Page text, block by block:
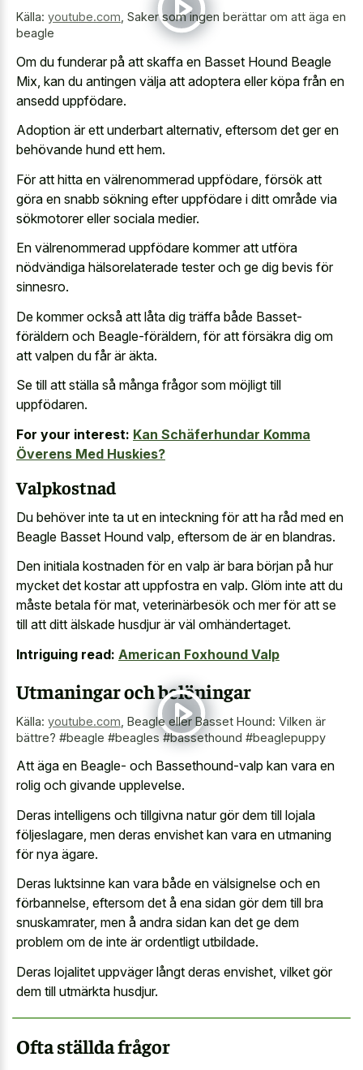
Källa: youtube.com Saker som ingen berättar om att äga en
beagle
Om du funderar på att skaffa en Basset Hound Beagle
Mix, kan du antingen välja att adoptera eller köpa från en
ansedd uppfödare.
Adoption är ett underbart alternativ, eftersom det ger en
behövande hund ett hem.
För att hitta en välrenommerad uppfödare, försök att
göra en snabb sökning efter uppfödare i ditt område via
sökmotorer eller sociala medier.
En välrenommerad uppfödare kommer att utföra
nödvändiga hälsorelaterade tester och ge dig bevis för
sinnesro.
De kommer också att låta dig träffa både Basset-
föräldern och Beagle-föräldern, för att försäkra dig om
att valpen du får är äkta.
Se till att ställa så många frågor som möjligt till
uppfödaren.
For your interest: Kan Schäferhundar Komma
Överens Med Huskies?
Valpkostnad
Du behöver inte ta ut en inteckning för att ha råd med en
Beagle Basset Hound valp, eftersom de är en blandras.
Den initiala kostnaden för en valp är bara början på hur
mycket det kostar att uppfostra en valp. Glöm inte att du
måste betala för mat, veterinärbesök och mer för att se
till att ditt älskade husdjur är väl omhändertaget.
Intriguing read: American Foxhound Valp
Utmaningar och belöningar
Källa: youtube.com Beagle eller Basset Hound: Vilken är
bättre? #beagle #beagles #bassethound #beaglepuppy
Att äga en Beagle- och Bassethound-valp kan vara en
rolig och givande upplevelse.
Deras intelligens och tillgivna natur gör dem till lojala
följeslagare, men deras envishet kan vara en utmaning
för nya ägare.
Deras luktsinne kan vara både en välsignelse och en
förbannelse, eftersom det å ena sidan gör dem till bra
snuskamrater, men å andra sidan kan det ge dem
problem om de inte är ordentligt utbildade.
Deras lojalitet uppväger långt deras envishet, vilket gör
dem till utmärkta husdjur.
Ofta ställda frågor